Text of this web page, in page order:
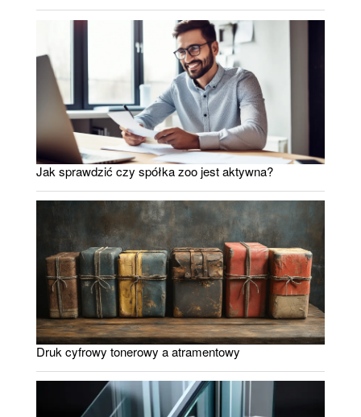
Jak sprawdzić czy spółka zoo jest aktywna?
Druk cyfrowy tonerowy a atramentowy